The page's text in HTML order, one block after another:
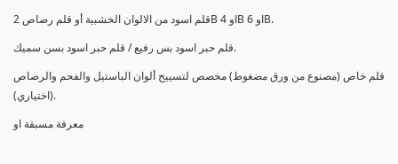
قلم اسود من الالوان الخشبية أو قلم رصاص 2B او 4B او 6B.
قلم حبر اسود بس رفيع / قلم حبر اسود بسن سميك.
قلم خاص (مصنوع من ورق مضغوط) مخصص لتسييح ألوان الباستيل والفحم والرصاص
(اختياري).
معرفة مسبقة او